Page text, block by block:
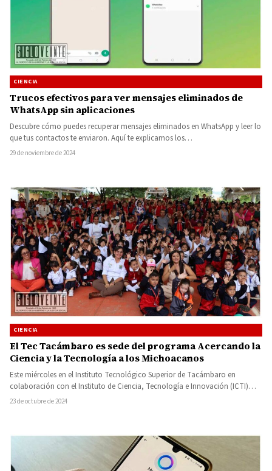
CIENCIA
Trucos efectivos para ver mensajes eliminados de
WhatsApp sin aplicaciones
Descubre cómo puedes recuperar mensajes eliminados en WhatsApp y leer lo
que tus contactos te enviaron. Aquí te explicamos los…
29 de noviembre de 2024
CIENCIA
El Tec Tacámbaro es sede del programa Acercando la
Ciencia y la Tecnología a los Michoacanos
Este miércoles en el Instituto Tecnológico Superior de Tacámbaro en
colaboración con el Instituto de Ciencia, Tecnología e Innovación (ICTI)…
23 de octubre de 2024